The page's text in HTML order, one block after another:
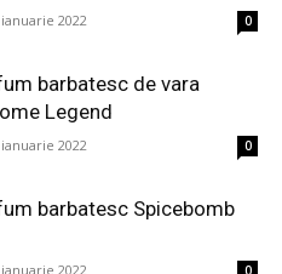
2022 0
barbatesc de vara
Legend
2022 0
barbatesc Spicebomb
2022 0